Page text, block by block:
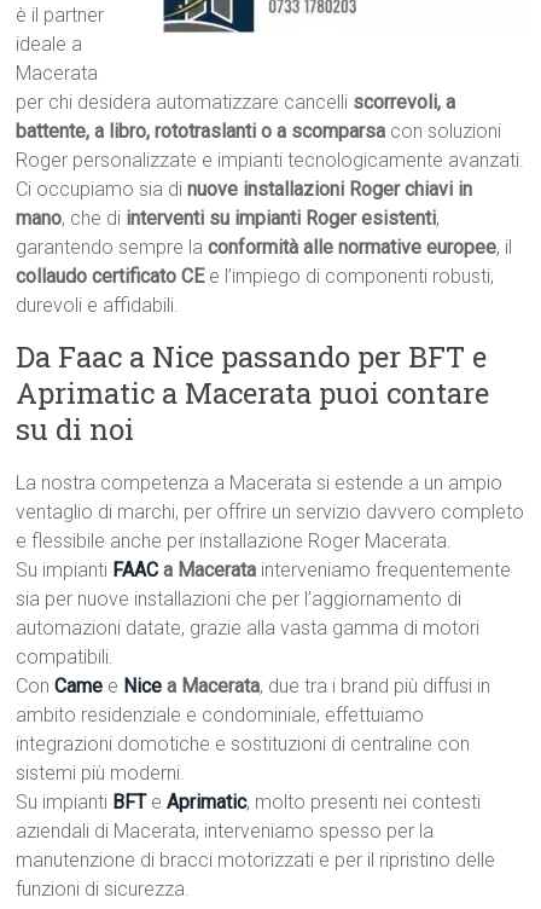
è il partner
ideale a
Macerata
per chi desidera automatizzare cancelli scorrevoli, a
battente, a libro, rototraslanti o a scomparsa con soluzioni
Roger personalizzate e impianti tecnologicamente avanzati.
Ci occupiamo sia dinuove installazioni Roger chiavi in
mano, che di interventi su impianti Roger esistenti,
garantendo sempre laconformità alle normative europee, il
collaudo certificato CEe l’impiego di componenti robusti,
durevoli e affidabili.
Da Faac a Nice passando per BFT e
Aprimatic a Macerata puoi contare
su di noi
La nostra competenza a Macerata si estende a un ampio
ventaglio di marchi, per offrire un servizio davvero completo
e flessibile anche per installazione Roger Macerata.
Su impianti FAAC a Macerata interveniamo frequentemente
sia per nuove installazioni che per l’aggiornamento di
automazioni datate, grazie alla vasta gamma di motori
compatibili.
ConCame e Nice a Macerata, due tra i brand più diffusi in
ambito residenziale e condominiale, effettuiamo
integrazioni domotiche e sostituzioni di centraline con
sistemi più moderni.
Su impianti BFT eAprimatic, molto presenti nei contesti
aziendali di Macerata, interveniamo spesso per la
manutenzione di bracci motorizzati e per il ripristino delle
funzioni di sicurezza.